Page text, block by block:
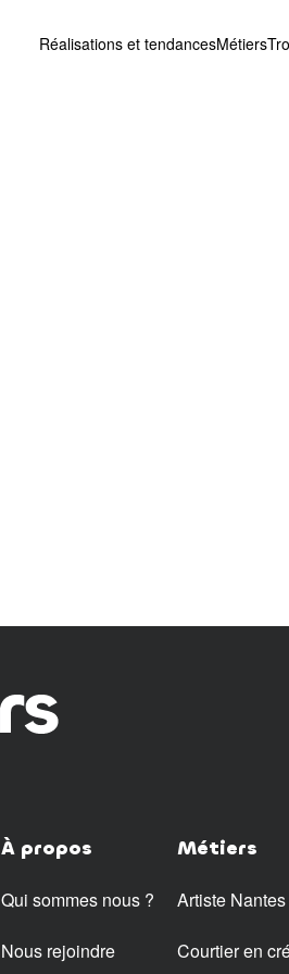
Réalisations et tendancesMétiers
À propos
Qui sommes nous ?
Nous rejoindre
Métiers
Artiste Nantes
Courtier en